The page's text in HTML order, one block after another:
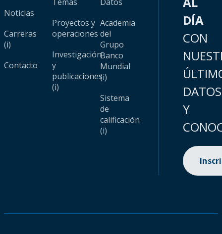
Noticias
Carreras
(i)
Contacto
Proyectos y
operaciones
Investigación
y
publicaciones
(i)
Academia
del
Grupo
Banco
Mundial
(i)
Sistema
de
calificación
(i)
DÍA
CON
DATOS
Y